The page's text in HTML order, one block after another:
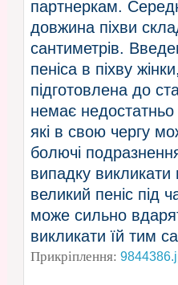
партнеркам.
довжина піхви
сантиметрів.
пеніса в піхву
підготовлена до
немає недостатньо
які в свою чергу
болючі
випадку викликати
великий пеніс під
може сильно
викликати їй тим
Прикріплення: